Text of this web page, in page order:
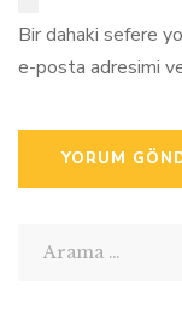
Bir dahaki sefere
e-posta adresimi